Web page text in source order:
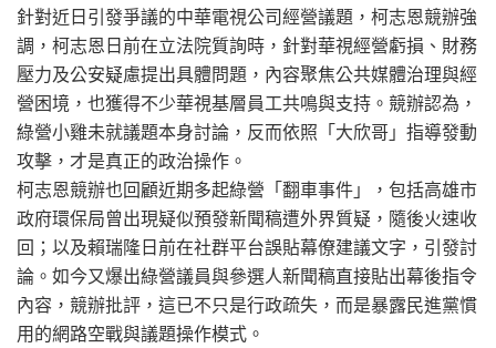
針對近日引發爭議的中華電視公司經營議題，柯志恩競辦強
調，柯志恩日前在立法院質詢時，針對華視經營虧損、財務
壓力及公安疑慮提出具體問題，內容聚焦公共媒體治理與經
營困境，也獲得不少華視基層員工共鳴與支持。競辦認為，
綠營小雞未就議題本身討論，反而依照「大欣哥」指導發動
攻擊，才是真正的政治操作。
柯志恩競辦也回顧近期多起綠營「翻車事件」，包括高雄市
政府環保局曾出現疑似預發新聞稿遭外界質疑，隨後火速收
回；以及賴瑞隆日前在社群平台誤貼幕僚建議文字，引發討
論。如今又爆出綠營議員與參選人新聞稿直接貼出幕後指令
內容，競辦批評，這已不只是行政疏失，而是暴露民進黨慣
用的網路空戰與議題操作模式。